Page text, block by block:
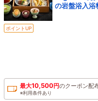
の岩盤浴入浴
ポイントUP
最大10,500円のクーポン配
※利用条件あり